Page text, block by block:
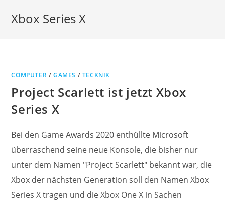
Xbox Series X
COMPUTER /GAMES / TECKNIK
Project Scarlett ist jetzt Xbox
Series X
Bei den Game Awards 2020 enthüllte Microsoft
überraschend seine neue Konsole, die bisher nur
unter dem Namen "Project Scarlett" bekannt war, die
Xbox der nächsten Generation soll den Namen Xbox
Series X tragen und die Xbox One X in Sachen